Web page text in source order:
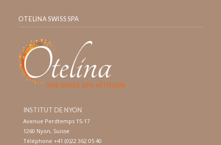
OTELINA SWISS SPA
INSTITUT DE NYON
Avenue Perdtemps 15-17
1260 Nyon, Suisse
Téléphone +41 (0)22 362 05 40